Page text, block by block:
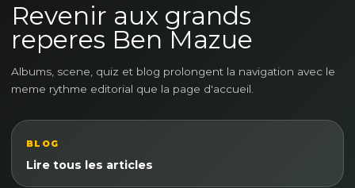
Revenir aux grands
reperes Ben Mazue
Albums, scene, quiz et blog prolongent la navigation avec le
meme rythme editorial que la page d'accueil.
BLOG
Lire tous les articles